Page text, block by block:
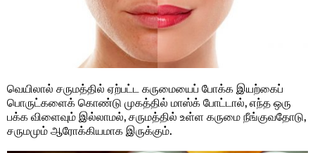
வெயிலால் சருமத்தில் ஏற்பட்ட கருமையைப் போக்க இயற்கைப்
பொருட்களைக் கொண்டு முகத்தில் மாஸ்க் போட்டால், எந்த ஒரு
பக்க விளைவும் இல்லாமல், சருமத்தில் உள்ள கருமை நீங்குவதோடு,
சருமமும் ஆரோக்கியமாக இருக்கும்.